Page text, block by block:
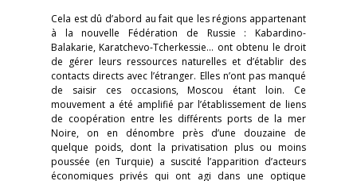
Cela est dû d’abord au fait que les régions appartenant
à la nouvelle Fédération de Russie : Kabardino-
Balakarie, Karatchevo-Tcherkessie… ont obtenu le droit
de gérer leurs ressources naturelles et d’établir des
contacts directs avec l’étranger. Elles n’ont pas manqué
de saisir ces occasions, Moscou étant loin. Ce
mouvement a été amplifié par l’établissement de liens
de coopération entre les différents ports de la mer
Noire, on en dénombre près d’une douzaine de
quelque poids, dont la privatisation plus ou moins
poussée (en Turquie) a suscité l’apparition d’acteurs
économiques privés qui ont agi dans une optique